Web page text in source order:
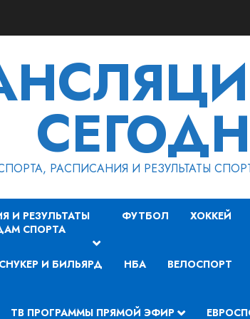
РАСПИСАНИЯ И РЕЗУЛЬТАТЫ
И РЕЗУЛЬТАТЫ
СПОРТА
ФУТБОЛ ХОККЕЙ
СНУКЕР И БИЛЬЯРД НБА ВЕЛОСПОРТ
ТВ ПРОГРАММЫ ПРЯМОЙ ЭФИР